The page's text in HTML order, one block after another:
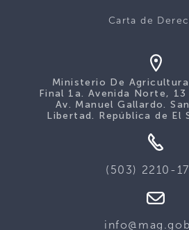
Carta de
Ministerio De Agricultura
Final 1a. Avenida Norte,
Av. Manuel Gallardo.
Libertad. República de El
(503) 2210-